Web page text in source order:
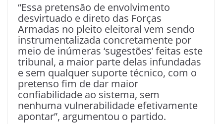
“Essa pretensão de envolvimento
desvirtuado e direto das Forças
Armadas no pleito eleitoral vem sendo
instrumentalizada concretamente por
meio de inúmeras ‘sugestões’ feitas este
tribunal, a maior parte delas infundadas
e sem qualquer suporte técnico, com o
pretenso fim de dar maior
confiabilidade ao sistema, sem
nenhuma vulnerabilidade efetivamente
apontar”, argumentou o partido.